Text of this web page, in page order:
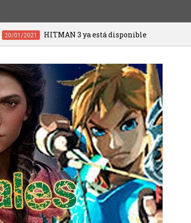
Videojuegos de PS4 y PS5 a menos de 20 euros